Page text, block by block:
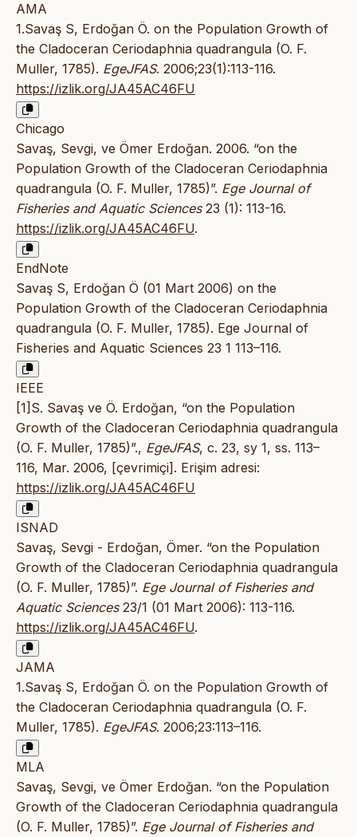
AMA
1.Savaş S, Erdoğan Ö. on the Population Growth of
the Cladoceran Ceriodaphnia quadrangula (O. F.
Muller, 1785). EgeJFAS. 2006;23(1):113-116.
https://izlik.org/JA45AC46FU
Chicago
Savaş, Sevgi, ve Ömer Erdoğan. 2006. “on the
Population Growth of the Cladoceran Ceriodaphnia
quadrangula (O. F. Muller, 1785)”. Ege Journal of
Fisheries and Aquatic Sciences23 (1): 113-16.
https://izlik.org/JA45AC46FU.
EndNote
Savaş S, Erdoğan Ö (01 Mart 2006) on the
Population Growth of the Cladoceran Ceriodaphnia
quadrangula (O. F. Muller, 1785). Ege Journal of
Fisheries and Aquatic Sciences 23 1 113–116.
IEEE
[1]S. Savaş ve Ö. Erdoğan, “on the Population
Growth of the Cladoceran Ceriodaphnia quadrangula
(O. F. Muller, 1785)”., EgeJFAS, c. 23, sy 1, ss. 113–
116, Mar. 2006, [çevrimiçi]. Erişim adresi:
https://izlik.org/JA45AC46FU
ISNAD
Savaş, Sevgi - Erdoğan, Ömer. “on the Population
Growth of the Cladoceran Ceriodaphnia quadrangula
(O. F. Muller, 1785)”. Ege Journal of Fisheries and
Aquatic Sciences23/1 (01 Mart 2006): 113-116.
https://izlik.org/JA45AC46FU.
JAMA
1.Savaş S, Erdoğan Ö. on the Population Growth of
the Cladoceran Ceriodaphnia quadrangula (O. F.
Muller, 1785). EgeJFAS. 2006;23:113–116.
MLA
Savaş, Sevgi, ve Ömer Erdoğan. “on the Population
Growth of the Cladoceran Ceriodaphnia quadrangula
(O. F. Muller, 1785)”. Ege Journal of Fisheries and